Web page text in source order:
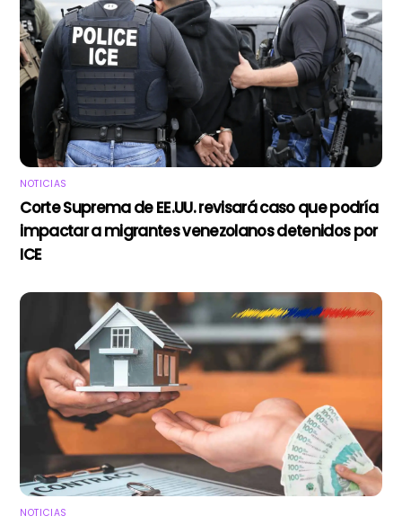
NOTICIAS
Corte Suprema de EE.UU. revisará caso que podría
impactar a migrantes venezolanos detenidos por
ICE
NOTICIAS